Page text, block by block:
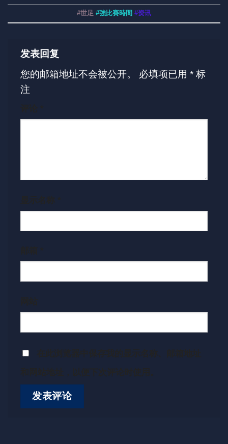
#世足 #強比賽時間 #资讯
发表回复
您的邮箱地址不会被公开。
必填项已用 * 标
注